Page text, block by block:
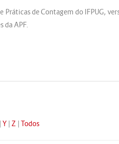
de Contagem do IFPUG,
da APF.
Y| Z | Todos